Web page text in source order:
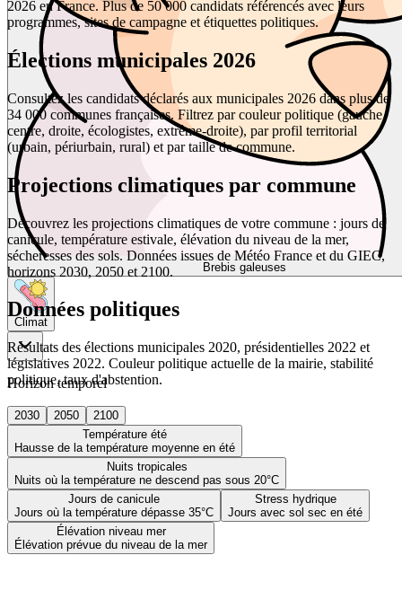
Brebis galeuses
Climat
Horizon temporel
2030 2050
2100
Température été
Hausse de la température moyenne en été
Nuits tropicales
Nuits où la température ne descend pas sous 20°C
Jours de canicule
Jours où la température dépasse 35°C
Stress hydrique
Jours avec sol sec en été
Élévation niveau mer
Élévation prévue du niveau de la mer
2026 en France. Plus de 50 000 candidats référencés avec leurs
programmes, sites de campagne et étiquettes politiques.
Élections municipales 2026
Consultez les candidats déclarés aux municipales 2026 dans plus de
34 000 communes françaises. Filtrez par couleur politique (gauche,
centre, droite, écologistes, extrême-droite), par profil territorial
(urbain, périurbain, rural) et par taille de commune.
Projections climatiques par commune
Découvrez les projections climatiques de votre commune : jours de
canicule, température estivale, élévation du niveau de la mer,
sécheresses des sols. Données issues de Météo France et du GIEC,
horizons 2030, 2050 et 2100.
Données politiques
Résultats des élections municipales 2020, présidentielles 2022 et
législatives 2022. Couleur politique actuelle de la mairie, stabilité
politique, taux d'abstention.